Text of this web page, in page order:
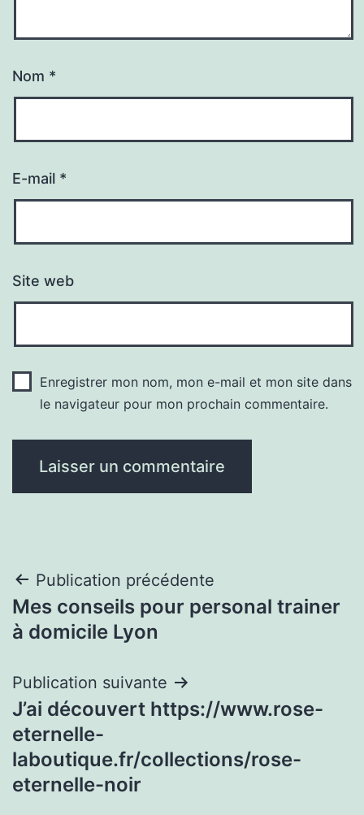
Nom *
E-mail *
Site web
Enregistrer mon nom, mon e-mail et mon site dans
le navigateur pour mon prochain commentaire.
Navigation
de
Publication précédente
Mes conseils pour personal trainer
à domicile Lyon
Publication suivante
J’ai découvert https://www.rose-
eternelle-
laboutique.fr/collections/rose-
eternelle-noir